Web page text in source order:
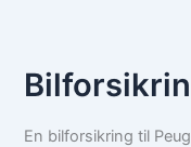
En bilforsikring til